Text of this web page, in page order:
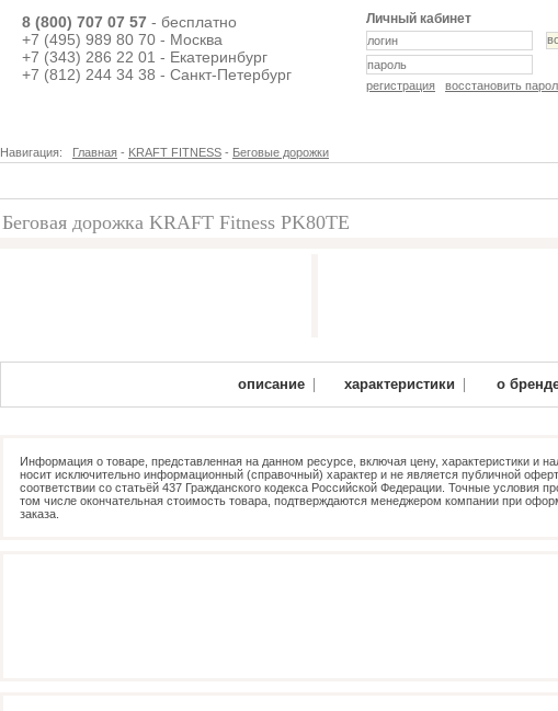
8 (800) 707 07 57 - бесплатно
+7 (495) 989 80 70 - Москва
+7 (343) 286 22 01 - Екатеринбург
+7 (812) 244 34 38 - Санкт-Петербург
Личный кабинет
регистрация восстановить
Навигация: Главная - KRAFT FITNESS - Беговые дорожки
Беговая дорожка KRAFT Fitness PK80TE
описание | характеристики | о
Информация о товаре, представленная на данном ресурсе, включая цену, характеристики и
носит исключительно информационный (справочный) характер и не является публичной
соответствии со статьёй 437 Гражданского кодекса Российской Федерации. Точные условия
том числе окончательная стоимость товара, подтверждаются менеджером компании при
заказа.